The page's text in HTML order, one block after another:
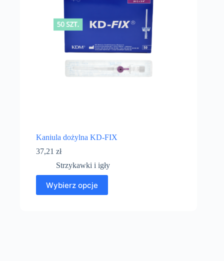
Kaniula dożylna KD-FIX
37,21 zł
Strzykawki i igły
Wybierz opcje